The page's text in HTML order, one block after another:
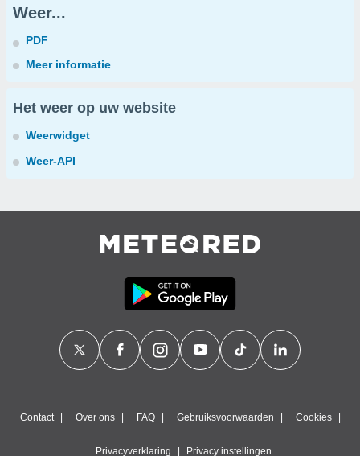
Weer...
PDF
Meer informatie
Het weer op uw website
Weerwidget
Weer-API
Contact Over ons FAQ Gebruiksvoorwaarden Cookies
Privacyverklaring Privacy instellingen